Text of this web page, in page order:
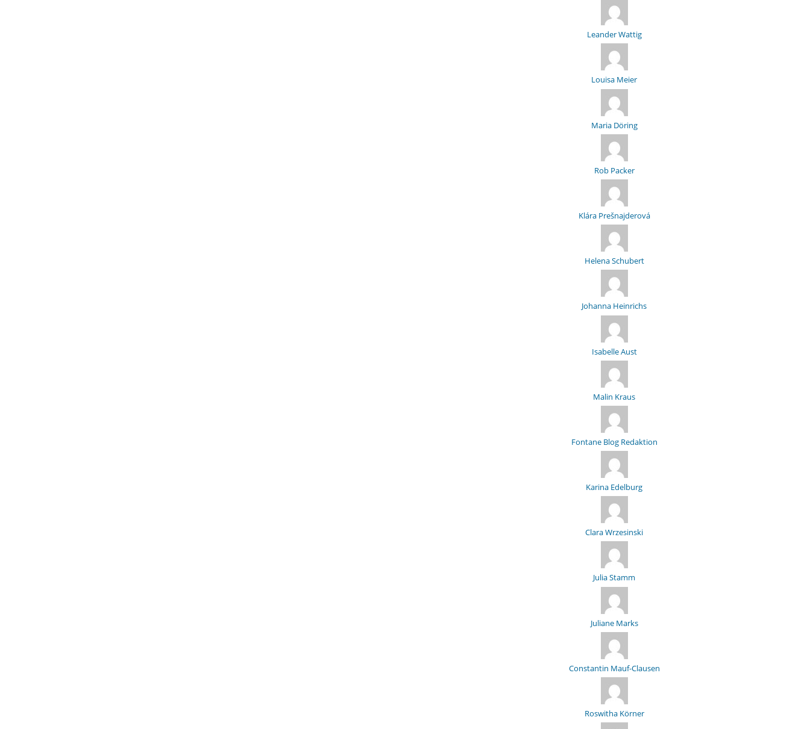
Leander Wattig
Louisa Meier
Maria Döring
Rob Packer
Klára Prešnajderová
Helena Schubert
Johanna Heinrichs
Isabelle Aust
Malin Kraus
Fontane Blog Redaktion
Karina Edelburg
Clara Wrzesinski
Julia Stamm
Juliane Marks
Constantin Mauf-Clausen
Roswitha Körner